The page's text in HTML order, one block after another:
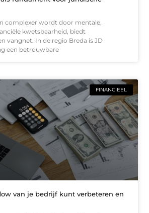
complexer wordt door mentale,
kwetsbaarheid, biedt
vangnet. In de regio Breda is JD
een betrouwbare
FINANCIEEL
van je bedrijf kunt verbeteren en